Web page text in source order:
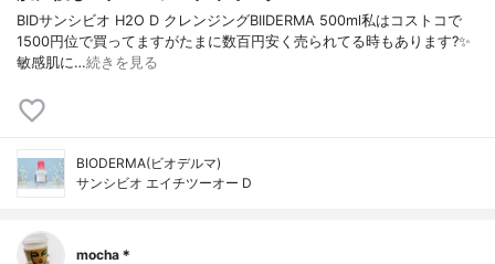
BIDサンシビオ H2O D クレンジングBIIDERMA 500ml私はコストコで
1500円位で買ってますがたまに数百円安く売られてる時もあります?✨
敏感肌に…続きを見る
BIODERMA(ビオデルマ)
サンシビオ エイチツーオー D
mocha＊